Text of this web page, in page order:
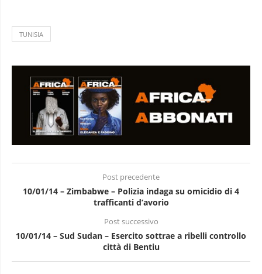
TUNISIA
Post precedente
10/01/14 – Zimbabwe – Polizia indaga su omicidio di 4
trafficanti d’avorio
Post successivo
10/01/14 – Sud Sudan – Esercito sottrae a ribelli controllo
città di Bentiu